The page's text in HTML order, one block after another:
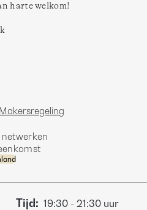
harte welkom!
Tijd: 19:30 - 21:30 uur